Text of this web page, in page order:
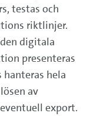
testas och
riktlinjer.
digitala
presenteras
hanteras hela
av
export.